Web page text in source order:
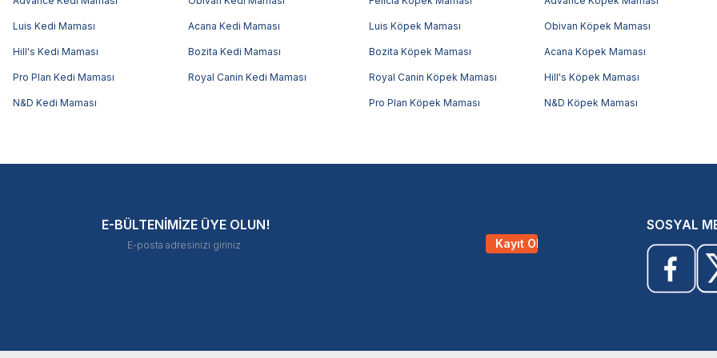
Luis Kedi Maması Acana Kedi Maması
Hill's Kedi Maması Bozita Kedi Maması
Pro Plan Kedi Maması Royal Canin Kedi Maması
N&D Kedi Maması
Luis Köpek Maması Obivan Köpek Maması
Bozita Köpek Maması Acana Köpek Maması
Royal Canin Köpek Maması Hill's Köpek Maması
Pro Plan Köpek Maması N&D Köpek Maması
E-BÜLTENİMİZE ÜYE OLUN!
Kayıt Ol
SOSYAL